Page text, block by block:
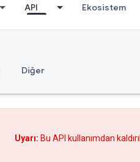
API Ekosistem
Diğer
Uyarı: Bu API kullanımdan